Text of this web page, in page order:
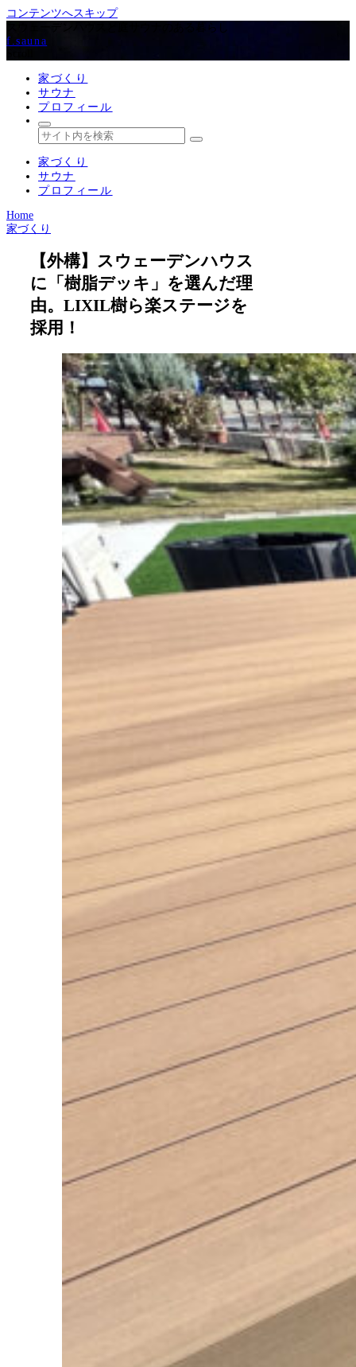
コンテンツへスキップ
スウェーデンハウスと庭サウナのある暮らし
f.sauna
家づくり
サウナ
プロフィール
家づくり
サウナ
プロフィール
Home
家づくり
【外構】スウェーデンハウス
に「樹脂デッキ」を選んだ理
由。LIXIL樹ら楽ステージを
採用！